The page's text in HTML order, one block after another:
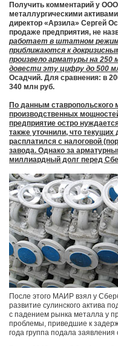
Получить комментарий у
металлургическими
директор «Арзила» Сергей
продаже предприятия, не
работает в штатном
приближаются к
произвело арматуры на 250
довести эту цифру до 500
Осадчий. Для сравнения: в
340 млн руб.
По данным ставропольского
производственных
предприятие остро
также уточнили, что
расплатился с налоговой
завода. Однако за
миллиардный долг перед
После этого МАИР взял у
развитие сулинского актива
с падением рынка металла у
проблемы, приведшие к
года группа подала заявления